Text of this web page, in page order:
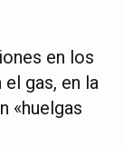
en los
gas, en la
«huelgas